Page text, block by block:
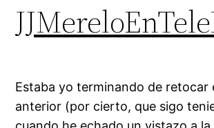
Estaba yo terminando de retocar
anterior (por cierto, que sigo